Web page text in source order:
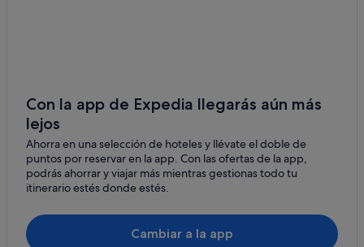
Casas privadas de vacaciones en Villanueva de la Cañada
Casas de huéspedes en Villanueva del Pardillo
Hoteles que aceptan mascotas en Villanueva de la
Cañada
Hoteles de 4 estrellas en Villanueva de la Cañada
Apartamentos en Villanueva de la Cañada
Con la app de Expedia llegarás aún más
lejos
Ahorra en una selección de hoteles y llévate el doble de
puntos por reservar en la app. Con las ofertas de la app,
podrás ahorrar y viajar más mientras gestionas todo tu
itinerario estés donde estés.
Cambiar a la app